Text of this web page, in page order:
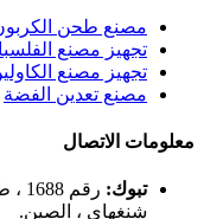
مصنع طحن
تجهيز مصنع
تجهيز مصنع
مصنع تعدين الفضة
معلومات الاتصال
تبوك:
شنغهاي ، الصين.